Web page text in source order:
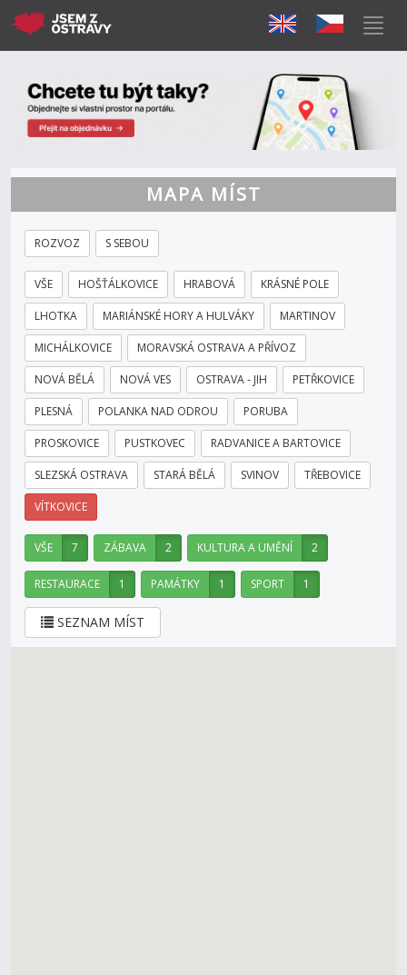
MAPA MÍST
ROZVOZ S SEBOU
VŠE HOŠŤÁLKOVICE HRABOVÁ KRÁSNÉ POLE
LHOTKA MARIÁNSKÉ HORY A HULVÁKY MARTINOV
MICHÁLKOVICE MORAVSKÁ OSTRAVA A PŘÍVOZ
NOVÁ BĚLÁ NOVÁ VES OSTRAVA - JIH PETŘKOVICE
PLESNÁ POLANKA NAD ODROU PORUBA
PROSKOVICE PUSTKOVEC RADVANICE A BARTOVICE
SLEZSKÁ OSTRAVA STARÁ BĚLÁ SVINOV TŘEBOVICE
VÍTKOVICE
VŠE 7 ZÁBAVA 2 KULTURA A UMĚNÍ 2
RESTAURACE 1 PAMÁTKY 1 SPORT 1
SEZNAM MÍST